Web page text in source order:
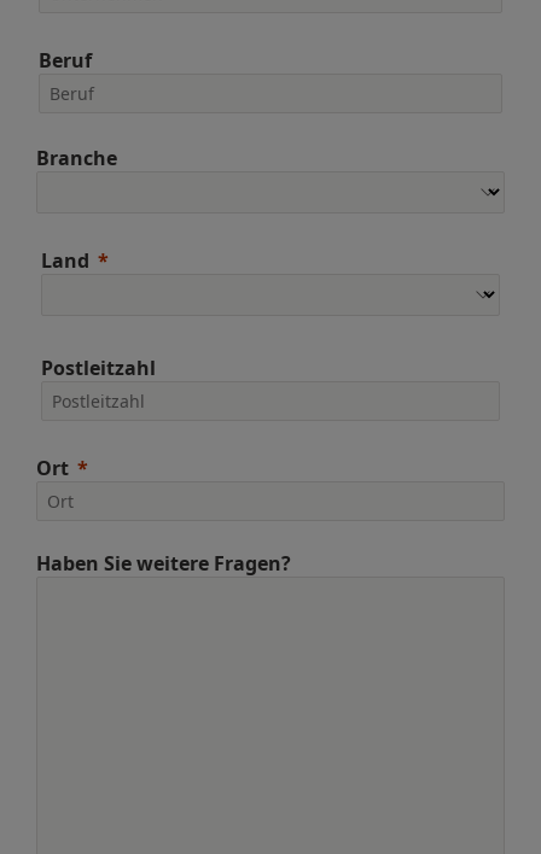
Beruf
Branche
Land
Postleitzahl
Ort
Haben Sie weitere Fragen?